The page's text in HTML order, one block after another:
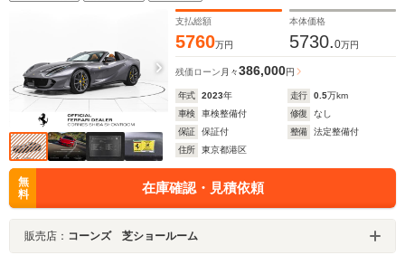
支払総額
5760万円
本体価格
5730.0万円
残価ローン 月々386,000円
年式 2023年 走行 0.5万km
車検
車検整備付 修復
なし
保証
保証付 整備
法定整備付
住所
東京都港区
無
料
在庫確認・見積依頼
販売店： コーンズ 芝ショールーム